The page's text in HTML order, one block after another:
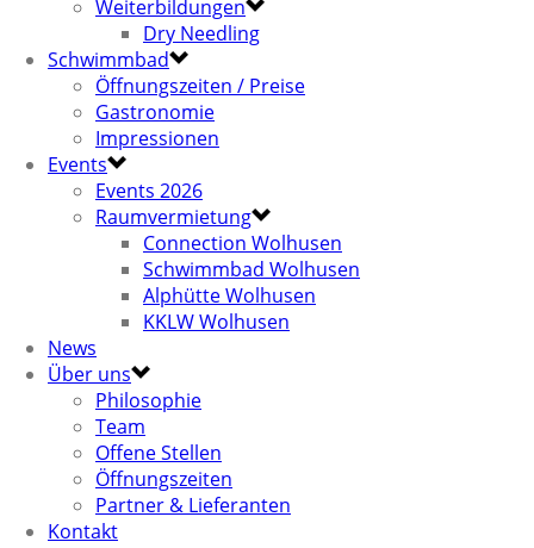
Weiterbildungen
Dry Needling
Schwimmbad
Öffnungszeiten / Preise
Gastronomie
Impressionen
Events
Events 2026
Raumvermietung
Connection Wolhusen
Schwimmbad Wolhusen
Alphütte Wolhusen
KKLW Wolhusen
News
Über uns
Philosophie
Team
Offene Stellen
Öffnungszeiten
Partner & Lieferanten
Kontakt